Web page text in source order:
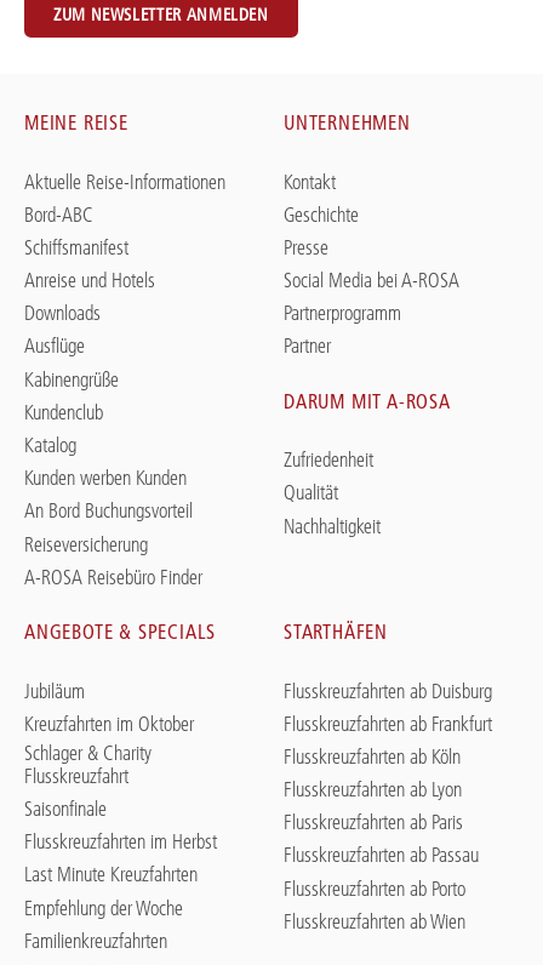
ZUM NEWSLETTER ANMELDEN
MEINE REISE
Aktuelle Reise-Informationen
Bord-ABC
Schiffsmanifest
Anreise und Hotels
Downloads
Ausflüge
Kabinengrüße
Kundenclub
Katalog
Kunden werben Kunden
An Bord Buchungsvorteil
Reiseversicherung
A-ROSA Reisebüro Finder
UNTERNEHMEN
Kontakt
Geschichte
Presse
Social Media bei A-ROSA
Partnerprogramm
Partner
DARUM MIT A-ROSA
Zufriedenheit
Qualität
Nachhaltigkeit
ANGEBOTE & SPECIALS
Jubiläum
Kreuzfahrten im Oktober
Schlager & Charity
Flusskreuzfahrt
Saisonfinale
Flusskreuzfahrten im Herbst
Last Minute Kreuzfahrten
Empfehlung der Woche
Familienkreuzfahrten
STARTHÄFEN
Flusskreuzfahrten ab Duisburg
Flusskreuzfahrten ab Frankfurt
Flusskreuzfahrten ab Köln
Flusskreuzfahrten ab Lyon
Flusskreuzfahrten ab Paris
Flusskreuzfahrten ab Passau
Flusskreuzfahrten ab Porto
Flusskreuzfahrten ab Wien